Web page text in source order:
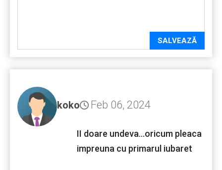
SALVEAZĂ
koko Feb 06, 2024
II doare undeva...oricum pleaca
impreuna cu primarul iubaret